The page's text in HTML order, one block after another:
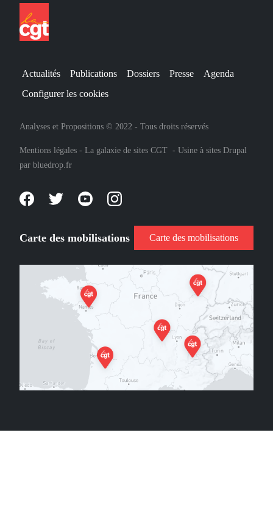
Actualités Publications Dossiers Presse
Agenda
Configurer les cookies
Analyses et Propositions © 2022 - Tous droits réservés
Mentions légales - La galaxie de sites CGT - Usine à sites Drupal
par bluedrop.fr
Carte des mobilisations Carte des mobilisations